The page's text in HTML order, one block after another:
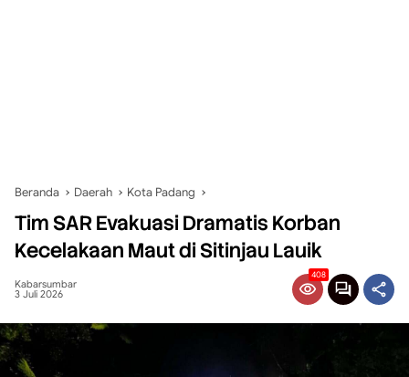
Beranda Daerah Kota Padang
Tim SAR Evakuasi Dramatis Korban
Kecelakaan Maut di Sitinjau Lauik
Kabarsumbar
3 Juli 2026
408